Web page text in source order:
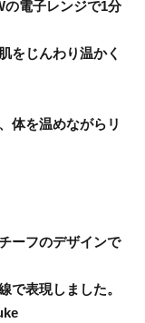
の電子レンジで1分
をじんわり温かく
体を温めながらリ
ーフのデザインで
で表現しました。